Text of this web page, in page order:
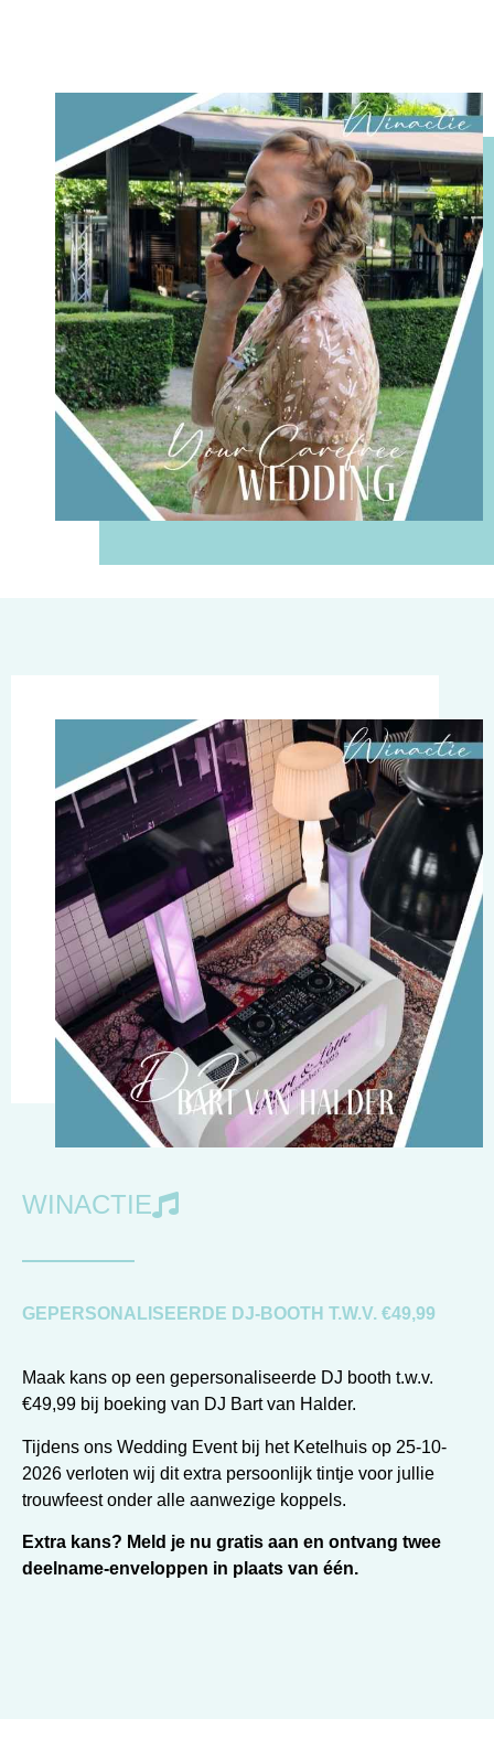
WINACTIE
GEPERSONALISEERDE DJ-BOOTH T.W.V. €49,99
Maak kans op een gepersonaliseerde DJ booth t.w.v.
€49,99 bij boeking van DJ Bart van Halder.
Tijdens ons Wedding Event bij het Ketelhuis op 25-10-
2026 verloten wij dit extra persoonlijk tintje voor jullie
trouwfeest onder alle aanwezige koppels.
Extra kans? Meld je nu gratis aan en ontvang twee
deelname-enveloppen in plaats van één.